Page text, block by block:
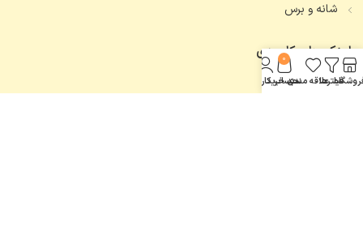
شانه و برس
لینک های کاربردی
تماس با ما
فیلترهاعلاقه مندی
0
سبد خرید
حساب کاربری من